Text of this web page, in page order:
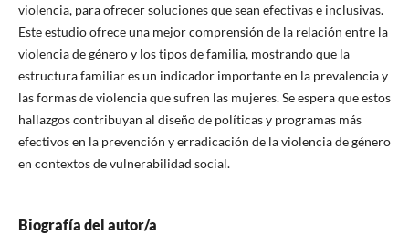
violencia, para ofrecer soluciones que sean efectivas e inclusivas.
Este estudio ofrece una mejor comprensión de la relación entre la
violencia de género y los tipos de familia, mostrando que la
estructura familiar es un indicador importante en la prevalencia y
las formas de violencia que sufren las mujeres. Se espera que estos
hallazgos contribuyan al diseño de políticas y programas más
efectivos en la prevención y erradicación de la violencia de género
en contextos de vulnerabilidad social.
Biografía del autor/a